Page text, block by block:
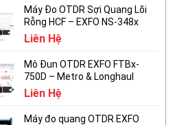
Máy Đo OTDR Sợi Quang Lõi
Rỗng HCF – EXFO NS-348x
Liên Hệ
Mô Đun OTDR EXFO FTBx-
750D – Metro & Longhaul
Liên Hệ
Máy đo quang OTDR EXFO